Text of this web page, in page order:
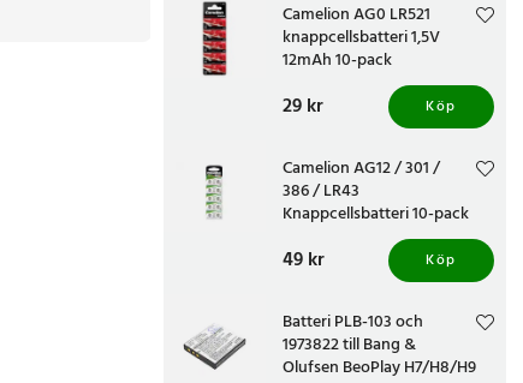
Camelion AG0 LR521
knappcellsbatteri 1,5V
12mAh 10-pack
Pris:29 kr
29 kr Köp
Camelion AG12 / 301 /
386 / LR43
Knappcellsbatteri 10-pack
Pris:49 kr
49 kr Köp
Batteri PLB-103 och
1973822 till Bang &
Olufsen BeoPlay H7/H8/H9